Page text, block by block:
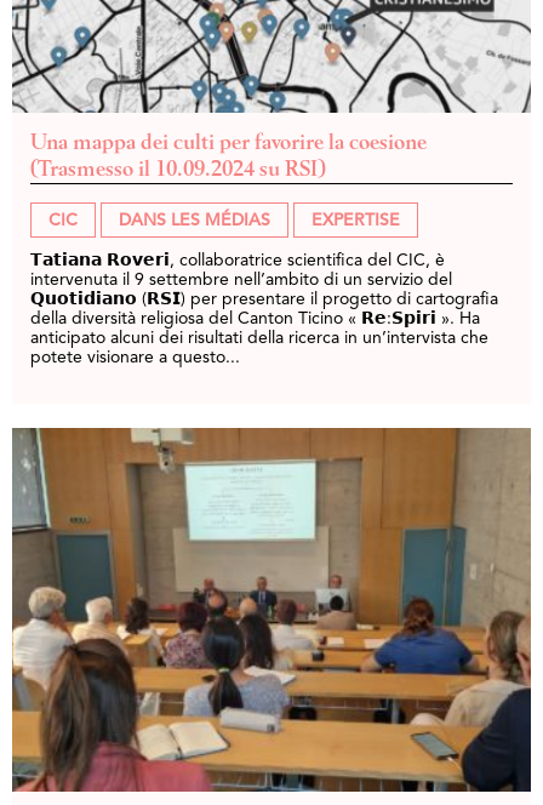
Una mappa dei culti per favorire la coesione
(Trasmesso il 10.09.2024 su RSI)
CIC DANS LES MÉDIAS EXPERTISE
𝗧𝗮𝘁𝗶𝗮𝗻𝗮 𝗥𝗼𝘃𝗲𝗿𝗶, collaboratrice scientifica del CIC, è
intervenuta il 9 settembre nell’ambito di un servizio del
𝗤𝘂𝗼𝘁𝗶𝗱𝗶𝗮𝗻𝗼 (𝗥𝗦𝗜) per presentare il progetto di cartografia
della diversità religiosa del Canton Ticino « 𝗥𝗲:𝗦𝗽𝗶𝗿𝗶 ». Ha
anticipato alcuni dei risultati della ricerca in un’intervista che
potete visionare a questo...